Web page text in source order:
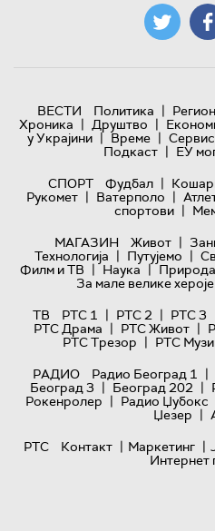
ВЕСТИ Политика | Регион
Хроника | Друштво |
у Украјини | Време |
Подкаст | ЕУ
СПОРТ
Фудбал |
Рукомет | Ватерполо |
спортови |
МАГАЗИН
Живот |
Технологијa | Путујемо |
Филм и ТВ | Наука | Природа
За мале велике хероје
ТВ
РТС 1 | РТС 2 | РТС 3
РТС Драма | РТС Живот |
РТС Трезор | РТС
РАДИО
Радио Београд 1 |
Београд 3 | Београд 202 |
Рокенролер | Радио Џубокс
Џезер |
РТС
Контакт | Маркетинг |
Интернет